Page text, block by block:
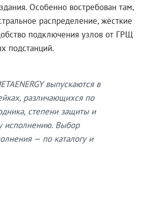
Особенно востребован там,
распределение, жёсткие
подключения узлов от ГРЩ
подстанций.
выпускаются в
различающихся по
степени защиты и
исполнению. Выбор
— по каталогу и